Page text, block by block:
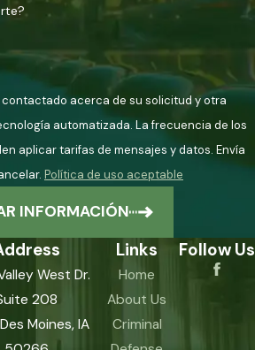
acerca de su solicitud y otra
automatizada. La frecuencia de los
aplicar tarifas de mensajes y datos. Envía
Política de uso aceptable
INFORMACIÓN
West Dr.
208
Moines, IA
Links
Home
About Us
Criminal
Follow Us